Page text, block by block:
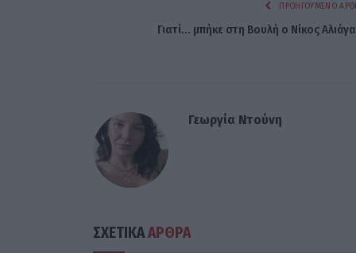
ΠΡΟΗΓΟΎΜΕΝΟ
Γιατί… μπήκε στη Βουλή ο Νίκος
Γεωργία Ντούνη
ΣΧΕΤΙΚΑΑΡΘΡΑ